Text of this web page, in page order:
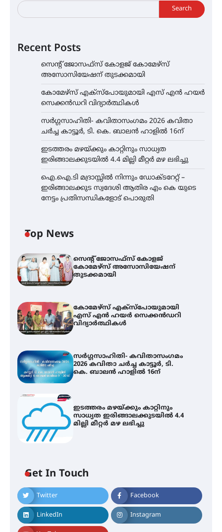
Search
Recent Posts
സെന്റ് ജോസഫ്സ് കോളജ് കോമേഴ്‌സ്
അസോസിയേഷന് തുടക്കമായി
കോമേഴ്സ് എക്സ്പോയുമായി എസ് എൻ ഹയർ
സെക്കൻഡറി വിദ്യാർത്ഥികൾ
സർഗ്ഗസാഹിതി- കവിതാസംഗമം 2026 കവിതാ
ചർച്ച കാട്ടൂർ, ടി. കെ. ബാലൻ ഹാളിൽ 16ന്
ഇടത്തരം മഴയ്ക്കും കാറ്റിനും സാധ്യത
ഇരിങ്ങാലക്കുടയിൽ 4.4 മില്ലി മീറ്റർ മഴ ലഭിച്ചു
ഐ.ഐ.ടി മദ്രാസ്സിൽ നിന്നും ഡോക്ടറേറ്റ് –
ഇരിങ്ങാലക്കുട സ്വദേശി ആതിര എം കെ യുടെ
നേട്ടം പ്രതിസന്ധികളോട് പൊരുതി
Top News
സെന്റ് ജോസഫ്സ് കോളജ്
കോമേഴ്‌സ് അസോസിയേഷന്
തുടക്കമായി
കോമേഴ്സ് എക്സ്പോയുമായി
എസ് എൻ ഹയർ സെക്കൻഡറി
വിദ്യാർത്ഥികൾ
സർഗ്ഗസാഹിതി- കവിതാസംഗമം
2026 കവിതാ ചർച്ച കാട്ടൂർ, ടി.
കെ. ബാലൻ ഹാളിൽ 16ന്
ഇടത്തരം മഴയ്ക്കും കാറ്റിനും
സാധ്യത ഇരിങ്ങാലക്കുടയിൽ 4.4
മില്ലി മീറ്റർ മഴ ലഭിച്ചു
Get In Touch
Twitter Facebook
LinkedIn Instagram
കോമേഴ്സ് എക്സ്പോയുമായി
എസ് എൻ ഹയർ സെക്കൻഡറി
വിദ്യാർത്ഥികൾ